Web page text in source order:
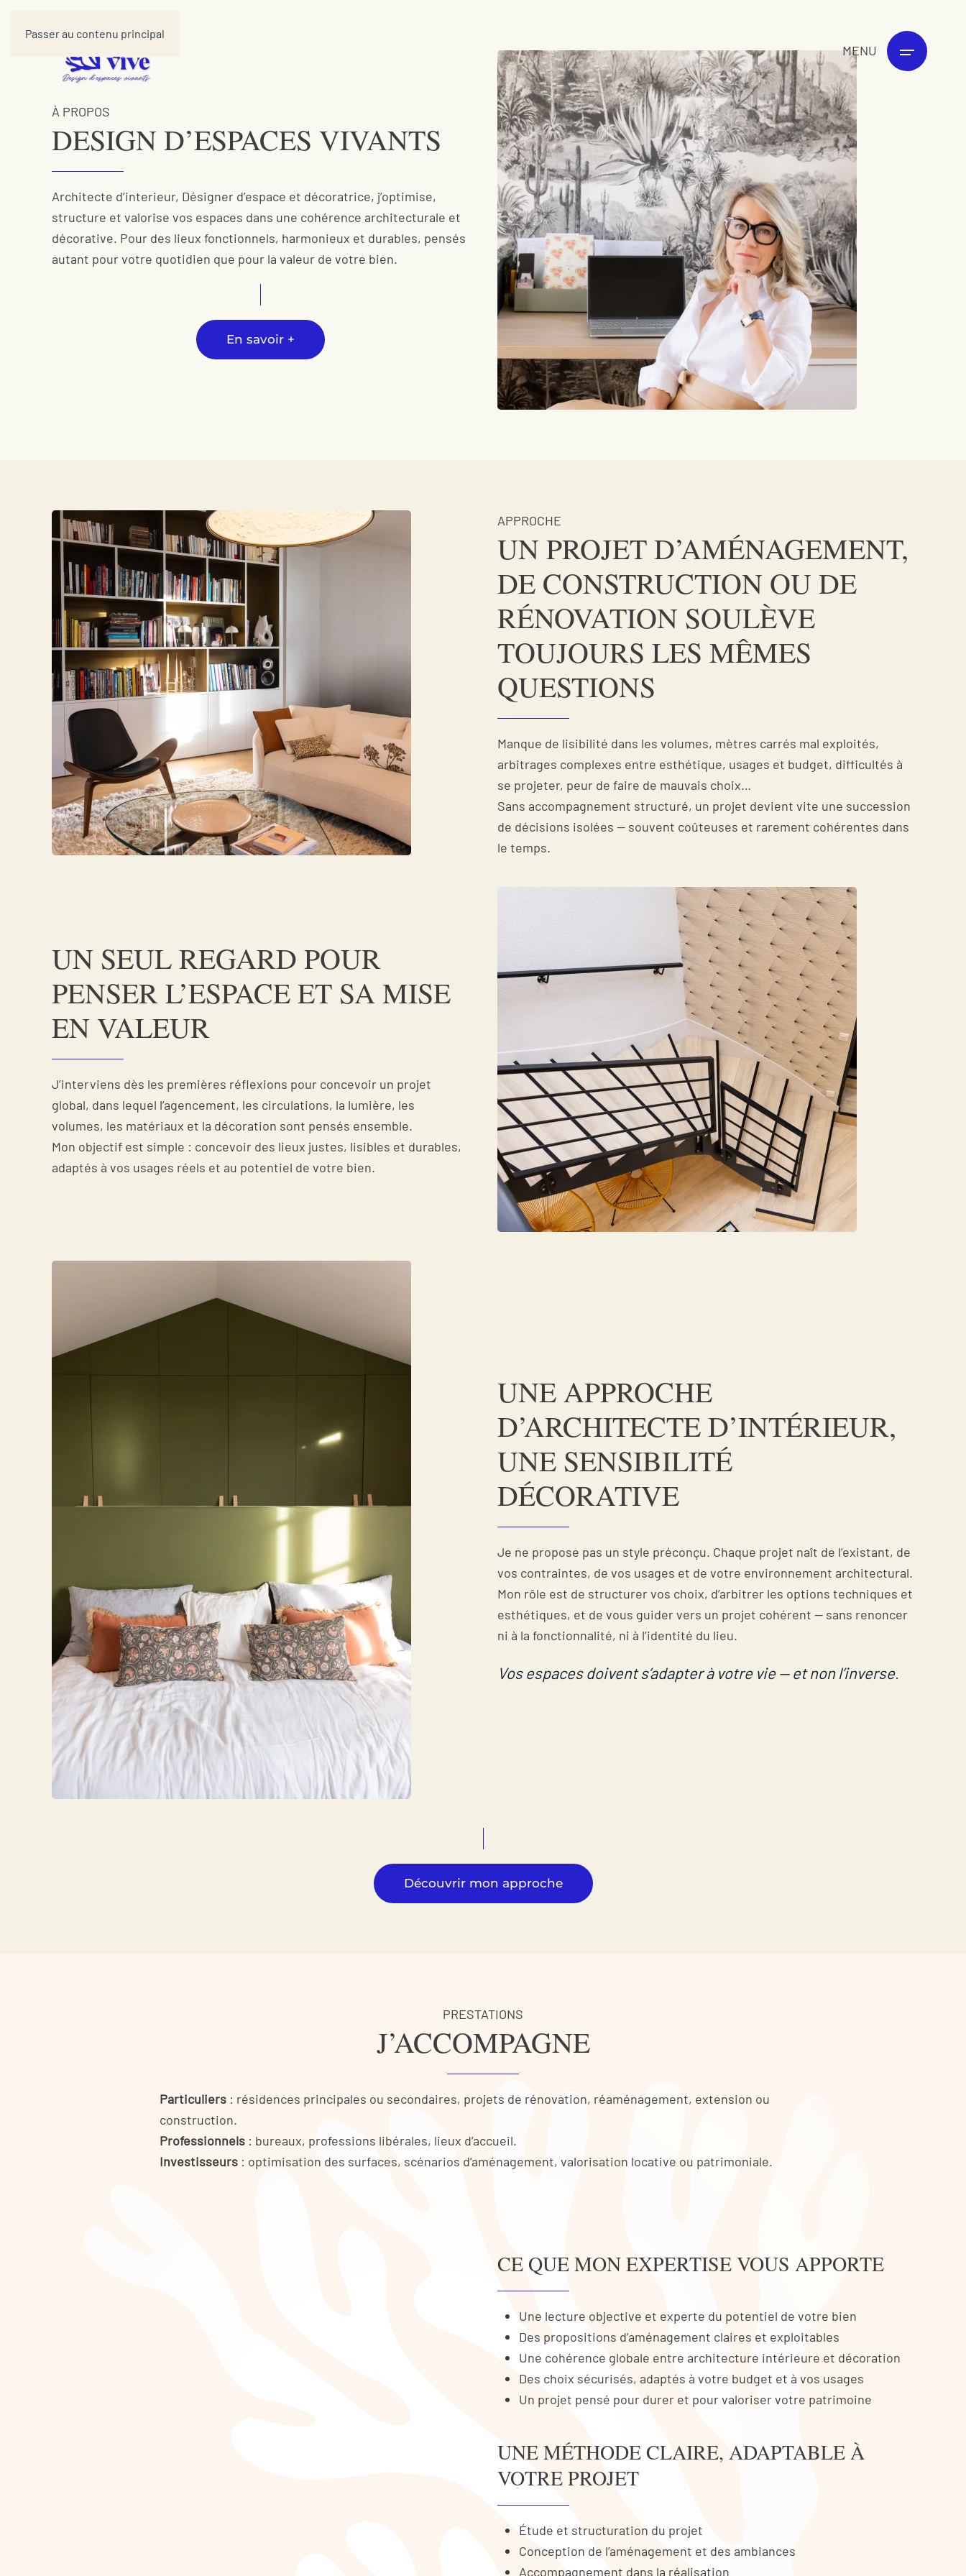
Passer au contenu principal
À PROPOS
DESIGN D’ESPACES VIVANTS
Architecte d’interieur, Désigner d’espace et décoratrice, j’optimise,
structure et valorise vos espaces dans une cohérence architecturale et
décorative. Pour des lieux fonctionnels, harmonieux et durables, pensés
autant pour votre quotidien que pour la valeur de votre bien.
En savoir +
APPROCHE
UN PROJET D’AMÉNAGEMENT,
DE CONSTRUCTION OU DE
RÉNOVATION SOULÈVE
TOUJOURS LES MÊMES
QUESTIONS
Manque de lisibilité dans les volumes, mètres carrés mal exploités,
arbitrages complexes entre esthétique, usages et budget, difficultés à
se projeter, peur de faire de mauvais choix…
Sans accompagnement structuré, un projet devient vite une succession
de décisions isolées — souvent coûteuses et rarement cohérentes dans
le temps.
UN SEUL REGARD POUR
PENSER L’ESPACE ET SA MISE
EN VALEUR
J’interviens dès les premières réflexions pour concevoir un projet
global, dans lequel l’agencement, les circulations, la lumière, les
volumes, les matériaux et la décoration sont pensés ensemble.
Mon objectif est simple : concevoir des lieux justes, lisibles et durables,
adaptés à vos usages réels et au potentiel de votre bien.
UNE APPROCHE
D’ARCHITECTE D’INTÉRIEUR,
UNE SENSIBILITÉ
DÉCORATIVE
Je ne propose pas un style préconçu. Chaque projet naît de l’existant, de
vos contraintes, de vos usages et de votre environnement architectural.
Mon rôle est de structurer vos choix, d’arbitrer les options techniques et
esthétiques, et de vous guider vers un projet cohérent — sans renoncer
ni à la fonctionnalité, ni à l’identité du lieu.
Vos espaces doivent s’adapter à votre vie — et non l’inverse.
Découvrir mon approche
PRESTATIONS
J’ACCOMPAGNE
Particuliers : résidences principales ou secondaires, projets de rénovation, réaménagement, extension ou
construction.
Professionnels : bureaux, professions libérales, lieux d’accueil.
Investisseurs : optimisation des surfaces, scénarios d’aménagement, valorisation locative ou patrimoniale.
CE QUE MON EXPERTISE VOUS APPORTE
Une lecture objective et experte du potentiel de votre bien
Des propositions d’aménagement claires et exploitables
Une cohérence globale entre architecture intérieure et décoration
Des choix sécurisés, adaptés à votre budget et à vos usages
Un projet pensé pour durer et pour valoriser votre patrimoine
UNE MÉTHODE CLAIRE, ADAPTABLE À
VOTRE PROJET
Étude et structuration du projet
Conception de l’aménagement et des ambiances
Accompagnement dans la réalisation